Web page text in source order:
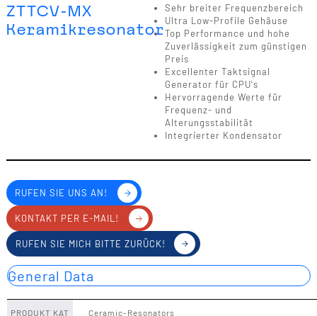
ZTTCV-MX
Keramikresonator
Sehr breiter Frequenzbereich
Ultra Low-Profile Gehäuse
Top Performance und hohe
Zuverlässigkeit zum günstigen
Preis
Excellenter Taktsignal
Generator für CPU's
Hervorragende Werte für
Frequenz- und
Alterungsstabilität
Integrierter Kondensator
RUFEN SIE UNS AN!
KONTAKT PER E-MAIL!
RUFEN SIE MICH BITTE ZURÜCK!
General Data
PRODUKT KAT
Ceramic-Resonators